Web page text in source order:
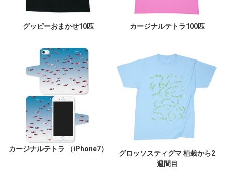
グッピーおまかせ10匹 カージナルテトラ100匹
カージナルテトラ （iPhone7）
グロッソスティグマ 植栽から2
週間目